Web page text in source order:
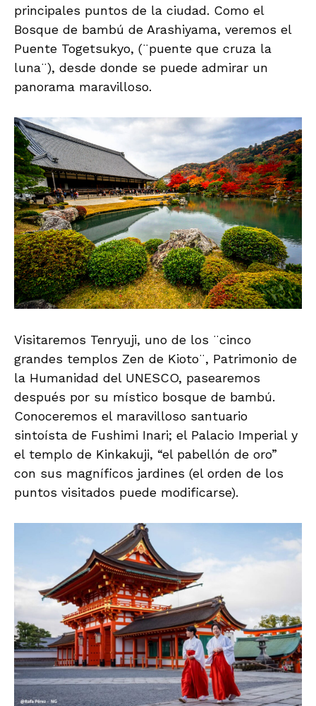
principales puntos de la ciudad. Como el
Bosque de bambú de Arashiyama, veremos el
Puente Togetsukyo, (¨puente que cruza la
luna¨), desde donde se puede admirar un
panorama maravilloso.
Visitaremos Tenryuji, uno de los ¨cinco
grandes templos Zen de Kioto¨, Patrimonio de
la Humanidad del UNESCO, pasearemos
después por su místico bosque de bambú.
Conoceremos el maravilloso santuario
sintoísta de Fushimi Inari; el Palacio Imperial y
el templo de Kinkakuji, “el pabellón de oro”
con sus magníficos jardines (el orden de los
puntos visitados puede modificarse).